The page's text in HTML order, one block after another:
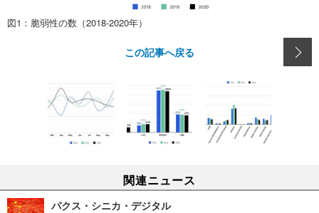
図1：脆弱性の数（2018-2020年）
この記事へ戻る
関連ニュース
パクス・シニカ・デジタル